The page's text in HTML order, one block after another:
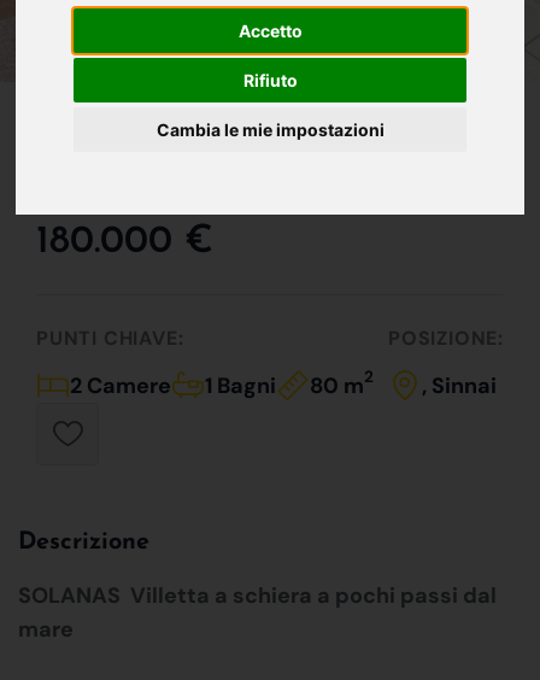
Accetto
Rifiuto
Cambia le mie impostazioni
IN VENDITA
Comoda Villetta A Soli 95
180.000 €
PUNTI CHIAVE:
2 Camere 1 Bagni 80 m2
POSIZIONE:
, Sinnai
Descrizione
SOLANAS  Villetta a schiera a pochi passi dal
mare